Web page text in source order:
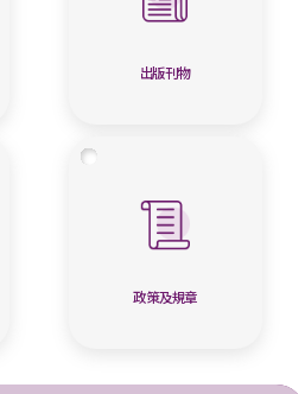
出版刊物
政策及規章